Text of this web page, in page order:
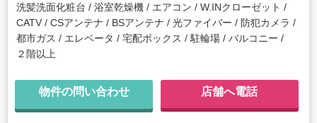
洗髪洗面化粧台
浴室乾燥機 エアコン
W.INクローゼット
CATV
CSアンテナ BSアンテナ 光ファイバー
防犯カメラ
都市ガス
エレベータ 宅配ボックス 駐輪場
バルコニー
２階以上
物件の問い合わせ 店舗へ電話